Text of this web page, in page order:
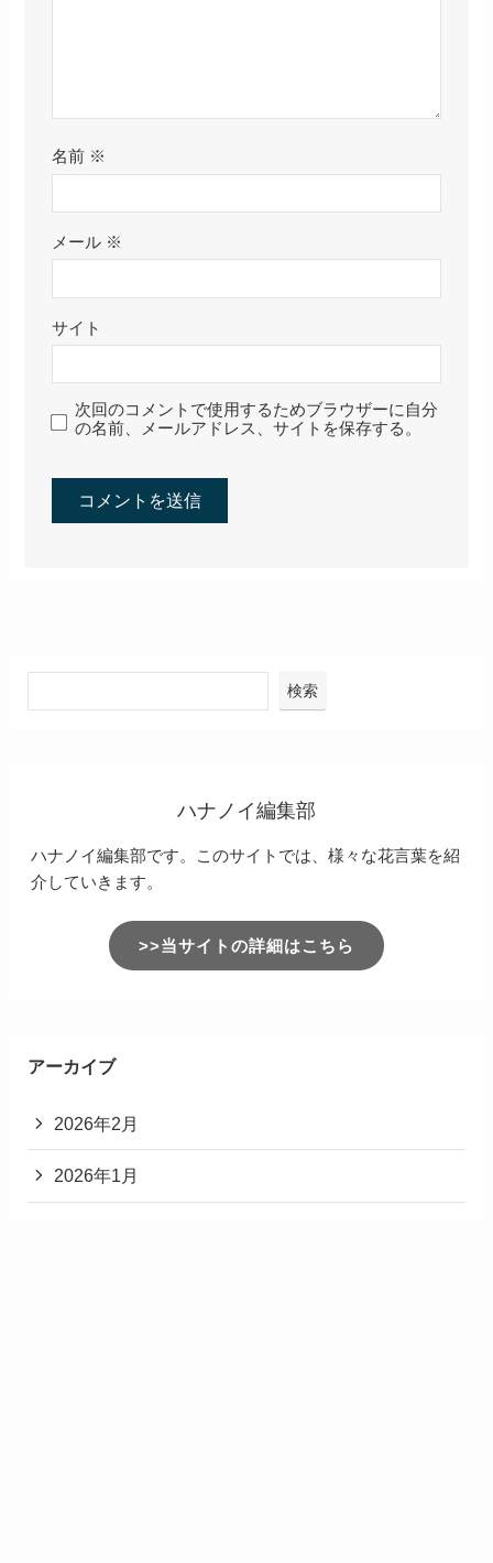
名前 ※
メール ※
サイト
次回のコメントで使用するためブラウザーに自分
の名前、メールアドレス、サイトを保存する。
検索
ハナノイ編集部
ハナノイ編集部です。このサイトでは、様々な花言葉を紹
介していきます。
>>当サイトの詳細はこちら
アーカイブ
2026年2月
2026年1月